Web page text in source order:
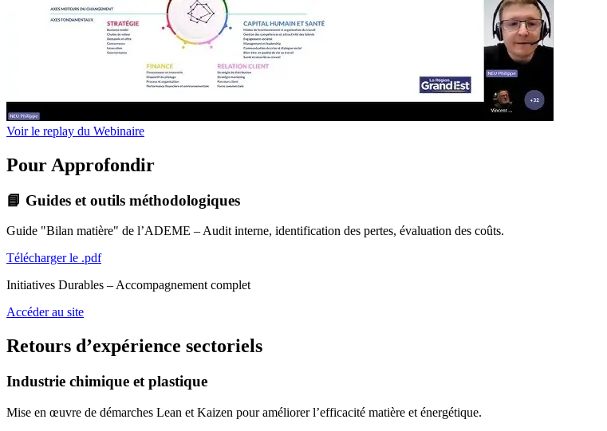
Voir le replay du Webinaire
Pour Approfondir
📘 Guides et outils méthodologiques
Guide "Bilan matière" de l’ADEME – Audit interne, identification des pertes, évaluation des coûts.
Télécharger le .pdf
Initiatives Durables – Accompagnement complet
Accéder au site
Retours d’expérience sectoriels
Industrie chimique et plastique
Mise en œuvre de démarches Lean et Kaizen pour améliorer l’efficacité matière et énergétique.